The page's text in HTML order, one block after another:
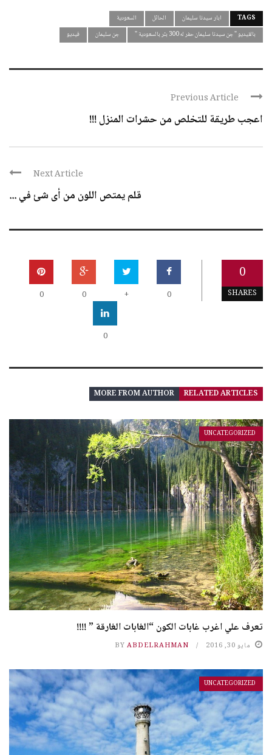
TAGS ابار سيدنا سليمان الحائل
السعودية
بالفيديو " جن سيدنا سليمان حفر له300 بئر بالسعودية "
جن سليمان فيديو
Previous Article
اعجب طريقة للتخلص من حشرات المنزل !!!
Next Article
قلم يمتص اللون من أى شئ في ...
0
SHARES
0
+
0
0
0
RELATED ARTICLES
MORE FROM AUTHOR
UNCATEGORIZED
تعرف علي اغرب غابات الكون “الغابات الغارقة ” !!!!
مايو 30, 2016 BY ABDELRAHMAN
UNCATEGORIZED